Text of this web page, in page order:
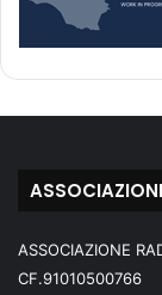
ASSOCIAZIONE
CF.91010500766